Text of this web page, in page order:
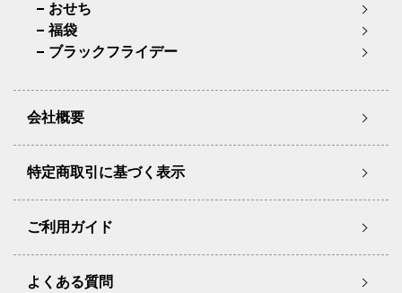
おせち
福袋
ブラックフライデー
会社概要
特定商取引に基づく表示
ご利用ガイド
よくある質問